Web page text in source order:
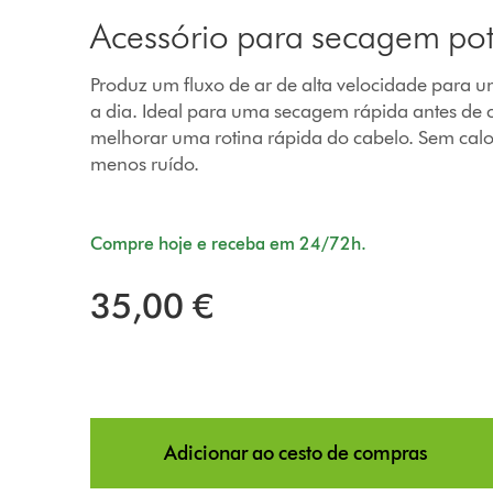
Acessório para secagem
Produz um fluxo de ar de alta velocidade para
a dia. Ideal para uma secagem rápida antes de
melhorar uma rotina rápida do cabelo. Sem
menos ruído.
Compre hoje e receba em 24/72h.
35,00 €
Adicionar ao cesto de compras